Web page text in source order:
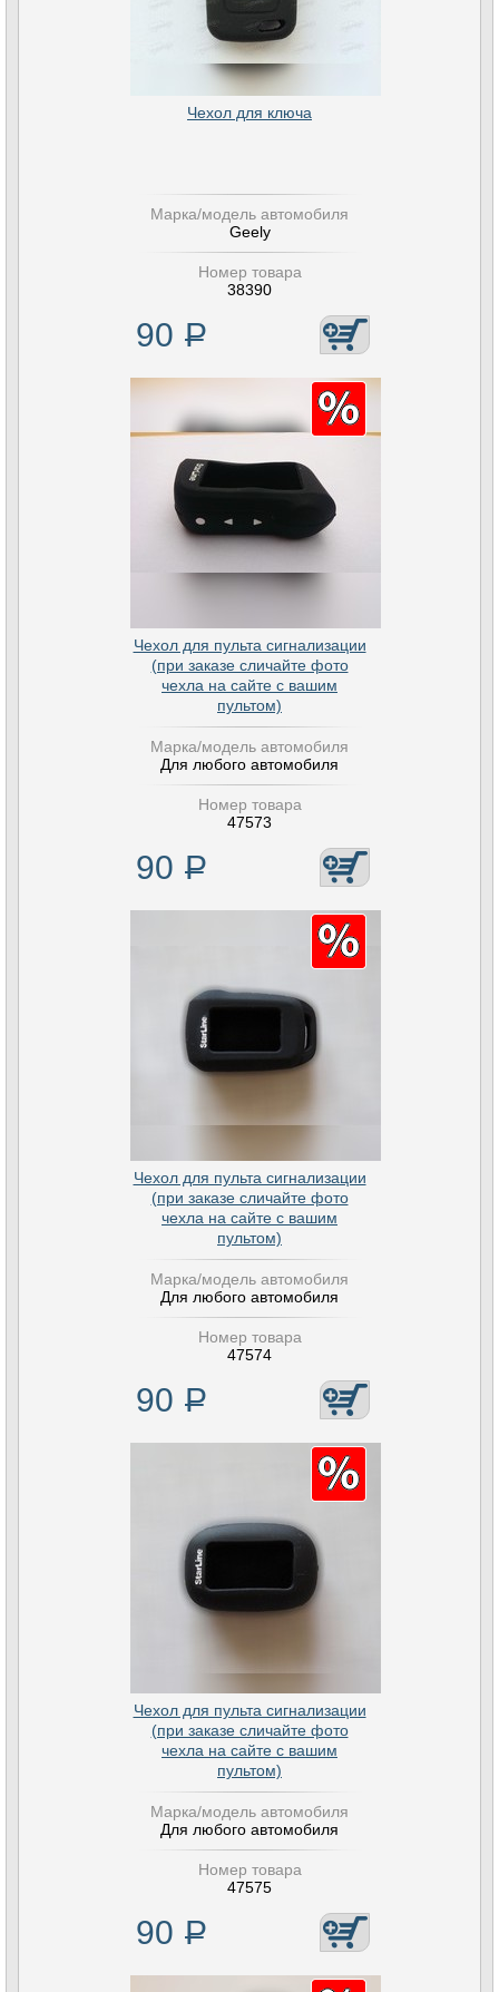
Чехол для ключа
Марка/модель автомобиля
Geely
Номер товара
38390
90 Р
Чехол для пульта сигнализации
(при заказе сличайте фото
чехла на сайте с вашим
пультом)
Марка/модель автомобиля
Для любого автомобиля
Номер товара
47573
90 Р
Чехол для пульта сигнализации
(при заказе сличайте фото
чехла на сайте с вашим
пультом)
Марка/модель автомобиля
Для любого автомобиля
Номер товара
47574
90 Р
Чехол для пульта сигнализации
(при заказе сличайте фото
чехла на сайте с вашим
пультом)
Марка/модель автомобиля
Для любого автомобиля
Номер товара
47575
90 Р